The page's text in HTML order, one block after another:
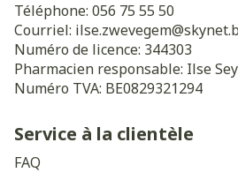
Téléphone: 056 75 55 50
Courriel: ilse.zwevegem@
Numéro de licence: 344303
Pharmacien responsable: Ilse
Numéro TVA: BE0829321294
Service à la clientèle
FAQ